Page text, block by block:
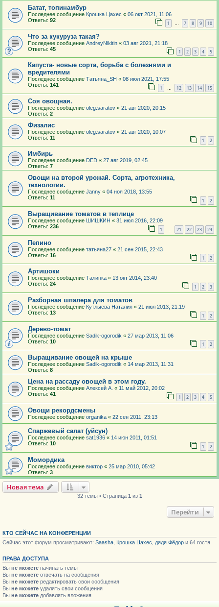
Батат, топинамбур
Последнее сообщение Крошка Цахес « 06 окт 2021, 11:06
Ответы: 92 1 7 8 9 10
Что за кукуруза такая?
Последнее сообщение AndreyNikitin « 03 авг 2021, 21:18
Ответы: 45 1 2 3 4 5
Капуста- новые сорта, борьба с болезнями и
вредителями
Последнее сообщение Татьяна_SH « 08 июл 2021, 17:55
Ответы: 141 1 … 12 13 14 15
Соя овощная.
Последнее сообщение oleg.saratov « 21 авг 2020, 20:15
Ответы: 2
Физалис
Последнее сообщение oleg.saratov « 21 авг 2020, 10:07
Ответы: 11 1 2
Имбирь
Последнее сообщение DED « 27 авг 2019, 02:45
Ответы: 7
Овощи на второй урожай. Сорта, агротехника,
технологии.
Последнее сообщение Janny « 04 ноя 2018, 13:55
Ответы: 11 1 2
Выращивание томатов в теплице
Последнее сообщение ШИШКИН « 31 июл 2016, 22:09
Ответы: 236 1 … 21 22 23 24
Пепино
Последнее сообщение татьяна27 « 21 сен 2015, 22:43
Ответы: 16 1 2
Артишоки
Последнее сообщение Талинка « 13 окт 2014, 23:40
Ответы: 24 1 2 3
Разборная шпалера для томатов
Последнее сообщение Кутлыева Наталия « 21 июл 2013, 21:19
Ответы: 13 1 2
Дерево-томат
Последнее сообщение Sadik-ogorodik « 27 мар 2013, 11:06
Ответы: 10 1 2
Выращивание овощей на крыше
Последнее сообщение Sadik-ogorodik « 14 мар 2013, 11:31
Ответы: 8
Цена на рассаду овощей в этом году.
Последнее сообщение Алексей А. « 11 май 2012, 20:02
Ответы: 41 1 2 3 4 5
Овощи рекордсмены
Последнее сообщение organika « 22 сен 2011, 23:13
Спаржевый салат (уйсун)
Последнее сообщение sat1936 « 14 июн 2011, 01:51
Ответы: 10 1 2
Момордика
Последнее сообщение виктор « 25 мар 2010, 05:42
Ответы: 3
Новая тема
32 темы • Страница 1 из 1
Перейти
КТО СЕЙЧАС НА КОНФЕРЕНЦИИ
Сейчас этот форум просматривают: Saasha Крошка Цахес дядя Фёдор и 64 гостя
ПРАВА ДОСТУПА
Вы не можете начинать темы
Вы не можете отвечать на сообщения
Вы не можете редактировать свои сообщения
Вы не можете удалять свои сообщения
Вы не можете добавлять вложения